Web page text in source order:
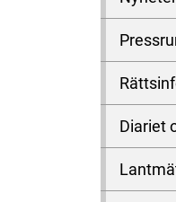
Diariet